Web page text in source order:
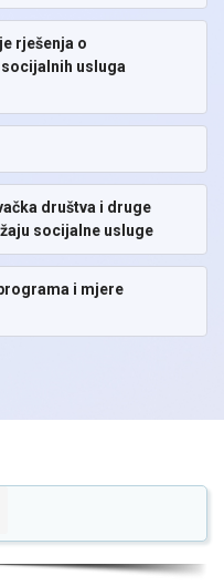
rješenja o
usluga
društva i druge
socijalne usluge
i mjere
USLUGA